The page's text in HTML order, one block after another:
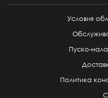
Условия
Пуско-
Политика